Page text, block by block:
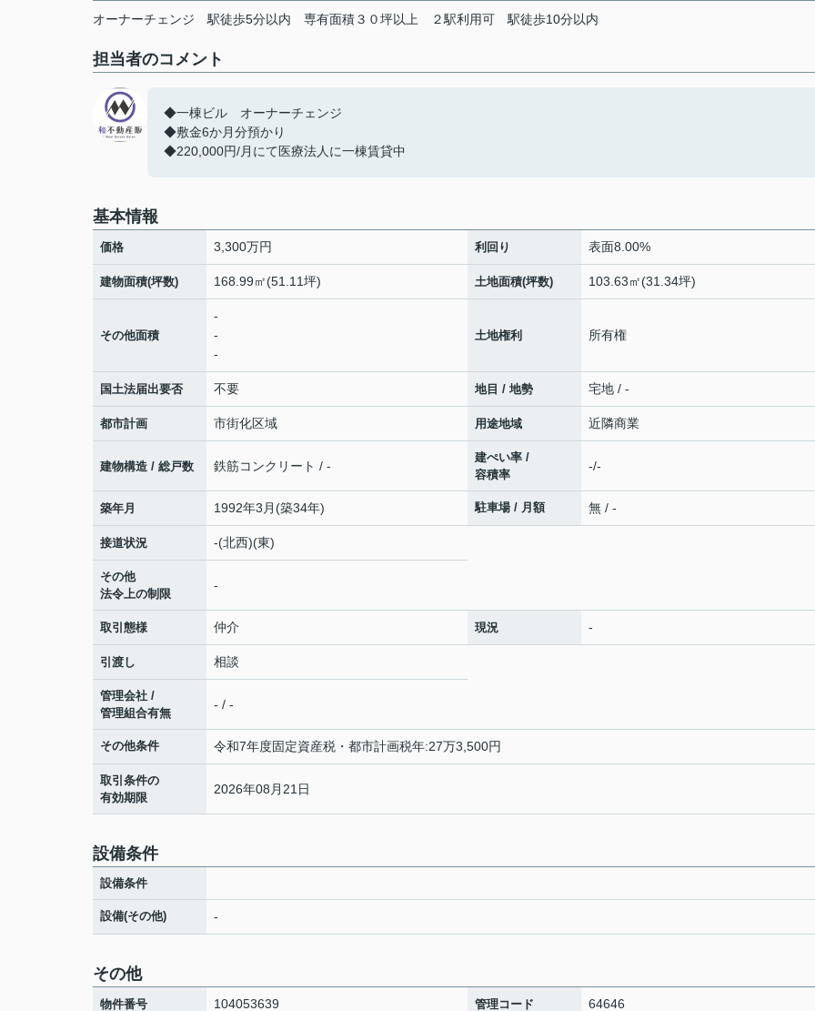
オーナーチェンジ 駅徒歩5分以内 専有面積３０坪以上 ２駅利用可 駅徒歩10分以内
担当者のコメント
◆一棟ビル オーナーチェンジ
◆敷金6か月分預かり
◆220,000円/月にて医療法人に一棟賃貸中
基本情報
価格 3,300万円 利回り 表面8.00%
建物面積(坪数) 168.99㎡(51.11坪) 土地面積(坪数) 103.63㎡(31.34坪)
その他面積
-
-
-
土地権利 所有権
国土法届出要否 不要 地目 / 地勢 宅地 / -
都市計画 市街化区域 用途地域 近隣商業
建物構造 / 総戸数 鉄筋コンクリート / -
建ぺい率 /
容積率
-/-
築年月 1992年3月(築34年) 駐車場 / 月額 無 / -
接道状況 -(北西)(東)
その他
法令上の制限
-
取引態様 仲介 現況 -
引渡し 相談
管理会社 /
管理組合有無
- / -
その他条件 令和7年度固定資産税・都市計画税年:27万3,500円
取引条件の
有効期限
2026年08月21日
設備条件
設備条件
設備(その他) -
その他
物件番号 104053639 管理コード 64646